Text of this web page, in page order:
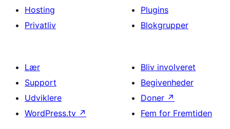
Hosting
Privatliv
Plugins
Blokgrupper
Lær
Support
Udviklere
WordPress.tv ↗
Bliv involveret
Begivenheder
Doner ↗
Fem for Fremtiden